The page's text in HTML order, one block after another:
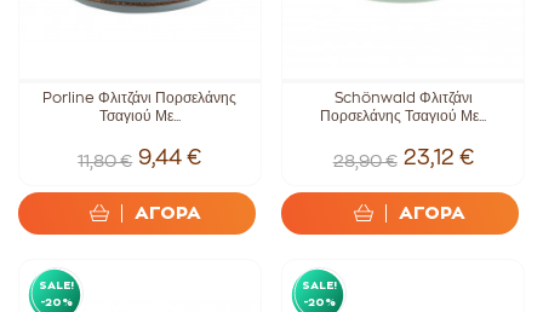
Porline Φλιτζάνι Πορσελάνης
Τσαγιού Με...
11,80 € 9,44 €
ΑΓΟΡΑ
Schönwald Φλιτζάνι
Πορσελάνης Τσαγιού Με...
28,90 € 23,12 €
ΑΓΟΡΑ
SALE!
-20%
SALE!
-20%